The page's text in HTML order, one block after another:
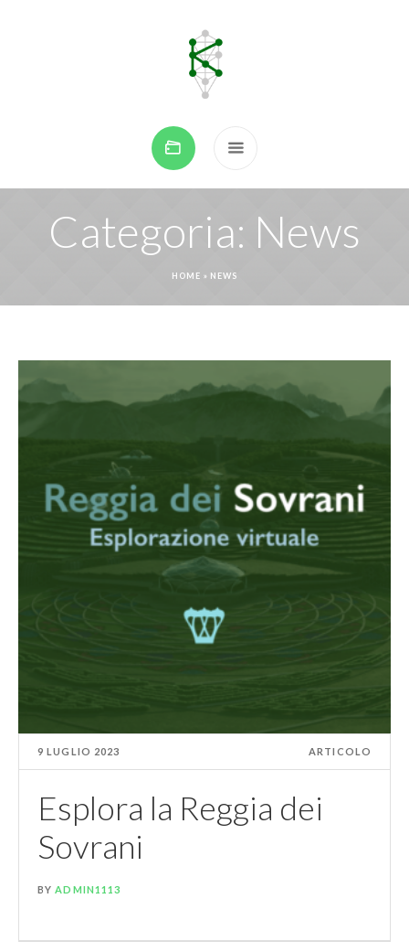
Categoria: News
HOME » NEWS
9 LUGLIO 2023 ARTICOLO
Esplora la Reggia dei
Sovrani
BYADMIN1113